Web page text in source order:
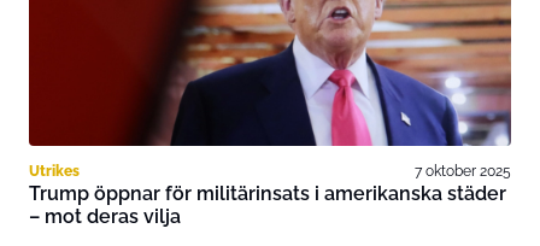
Utrikes 7 oktober 2025
Trump öppnar för militärinsats i amerikanska städer
– mot deras vilja